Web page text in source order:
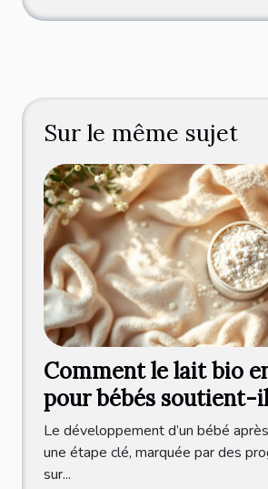
Sur le même sujet
Comment le lait bio
pour bébés soutient-
développement après
Le développement d’un bébé
une étape clé, marquée par des
sur...